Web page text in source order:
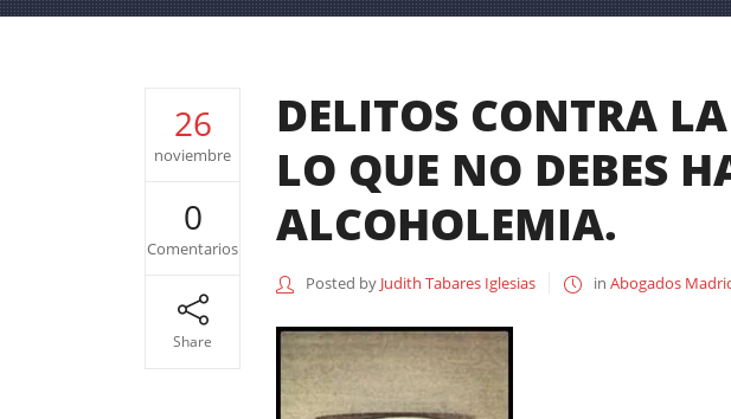
26
noviembre
0
Comentarios
Share
DELITOS CONTRA
LO QUE NO DEBES
ALCOHOLEMIA.
Posted by Judith Tabares Iglesias in Abogados